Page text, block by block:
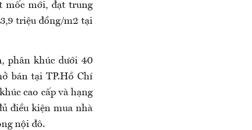
mốc mới, đạt trung
triệu đồng/m2 tại
phân khúc dưới 40
bán tại TP.Hồ Chí
cao cấp và hạng
điều kiện mua nhà
nội đô.